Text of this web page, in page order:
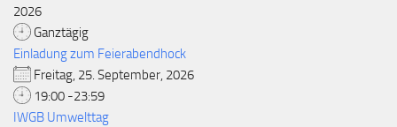
2026
Ganztägig
Einladung zum Feierabendhock
Freitag, 25. September, 2026
19:00 -23:59
IWGB Umwelttag